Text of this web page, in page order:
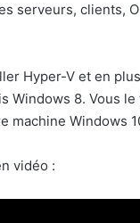
serveurs, clients,
Hyper-V et en
Windows 8. Vous
machine Windows
vidéo :